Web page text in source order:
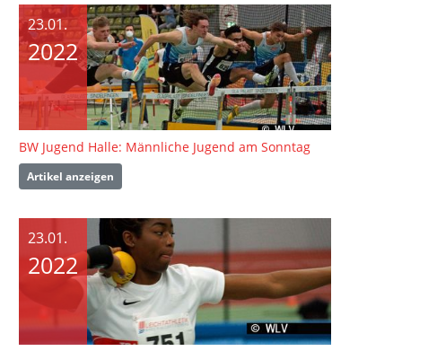
23.01.
2022
BW Jugend Halle: Männliche Jugend am Sonntag
Artikel anzeigen
23.01.
2022